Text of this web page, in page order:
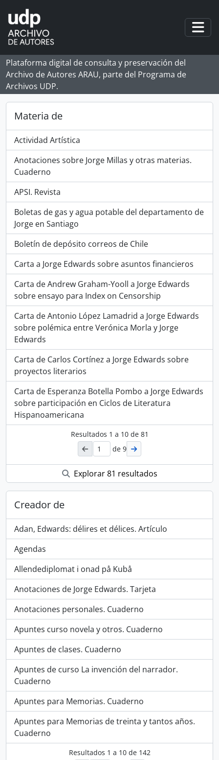
Skip to main content
Plataforma digital de consulta y preservación del
Archivo de Autores ARAU, parte del Programa de
Archivos UDP.
Materia de
Actividad Artística
Anotaciones sobre Jorge Millas y otras materias.
Cuaderno
APSI. Revista
Boletas de gas y agua potable del departamento de
Jorge en Santiago
Boletín de depósito correos de Chile
Carta a Jorge Edwards sobre asuntos financieros
Carta de Andrew Graham-Yooll a Jorge Edwards
sobre ensayo para Index on Censorship
Carta de Antonio López Lamadrid a Jorge Edwards
sobre polémica entre Verónica Morla y Jorge
Edwards
Carta de Carlos Cortínez a Jorge Edwards sobre
proyectos literarios
Carta de Esperanza Botella Pombo a Jorge Edwards
sobre participación en Ciclos de Literatura
Hispanoamericana
Resultados 1 a 10de 81
de 9
Explorar 81 resultados
Creador de
Adan, Edwards: délires et délices. Artículo
Agendas
Allendediplomat i onad på Kubå
Anotaciones de Jorge Edwards. Tarjeta
Anotaciones personales. Cuaderno
Apuntes curso novela y otros. Cuaderno
Apuntes de clases. Cuaderno
Apuntes de curso La invención del narrador.
Cuaderno
Apuntes para Memorias. Cuaderno
Apuntes para Memorias de treinta y tantos años.
Cuaderno
Resultados 1 a 10de 142